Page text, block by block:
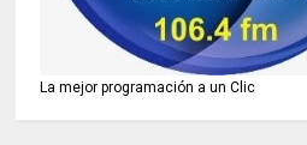
La mejor programación a un Clic